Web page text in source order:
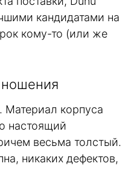
кандидатами на
кому-то (или же
Материал корпуса
настоящий
весьма толстый.
никаких дефектов,